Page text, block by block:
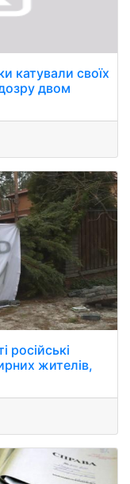
катували своїх
двом
російські
жителів,